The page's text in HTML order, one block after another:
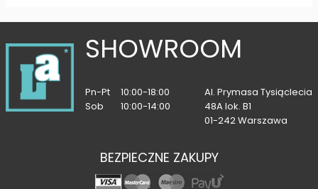
SHOWROOM
Pn-Pt
10:00-18:00
Sob
10:00-14:00
Al. Prymasa Tysiąclecia
48A lok. B1
01-242 Warszawa
BEZPIECZNE ZAKUPY